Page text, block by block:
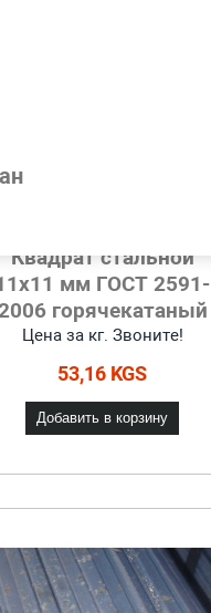
Квадрат стальной
мм ГОСТ 2591-
горячекатаный
Цена за кг. Звоните!
53,16 KGS
Добавить в корзину